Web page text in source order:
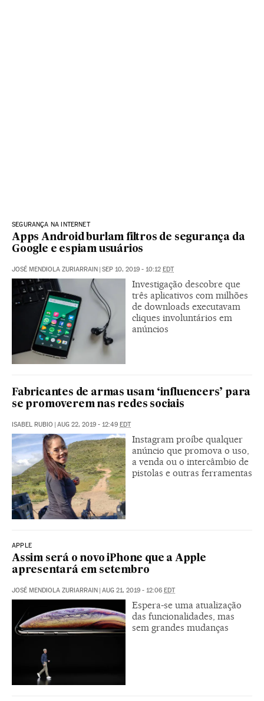
SEGURANÇA NA INTERNET
Apps Android burlam filtros de segurança da
Google e espiam usuários
JOSÉ MENDIOLA ZURIARRAIN | SEP 10, 2019 - 10:12 EDT
Investigação descobre que
três aplicativos com milhões
de downloads executavam
cliques involuntários em
anúncios
Fabricantes de armas usam ‘influencers’ para
se promoverem nas redes sociais
ISABEL RUBIO | AUG 22, 2019 - 12:49 EDT
Instagram proíbe qualquer
anúncio que promova o uso,
a venda ou o intercâmbio de
pistolas e outras ferramentas
APPLE
Assim será o novo iPhone que a Apple
apresentará em setembro
JOSÉ MENDIOLA ZURIARRAIN | AUG 21, 2019 - 12:06 EDT
Espera-se uma atualização
das funcionalidades, mas
sem grandes mudanças